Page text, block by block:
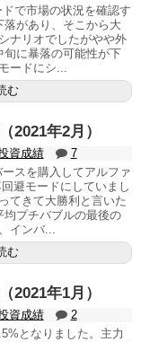
で市場の状況を確認す
落があり、そこから大
ナリオでしたがやや外
に暴落の可能性が下
ードにシ...
む
2021年2月）
資成績
7
スを購入してアルファ
避モードにしていまし
てきて大勝利と言いた
均プチバブルの最後の
インバ...
む
2021年1月）
資成績
2
となりました。主力